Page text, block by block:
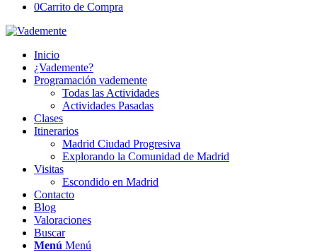
0Carrito de Compra
Inicio
¿Vademente?
Programación vademente
Todas las Actividades
Actividades Pasadas
Clases
Itinerarios
Madrid Ciudad Progresiva
Explorando la Comunidad de Madrid
Visitas
Escondido en Madrid
Contacto
Blog
Valoraciones
Buscar
Menú Menú